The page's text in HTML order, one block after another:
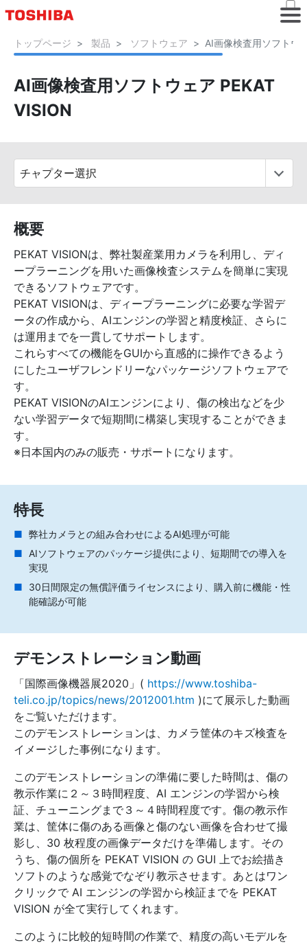
トップページ 製品 ソフトウェア AI画像検査用ソフトウ
AI画像検査用ソフトウェア PEKAT
VISION
概要
PEKAT VISIONは、弊社製産業用カメラを利用し、ディ
ープラーニングを用いた画像検査システムを簡単に実現
できるソフトウェアです。
PEKAT VISIONは、ディープラーニングに必要な学習デ
ータの作成から、AIエンジンの学習と精度検証、さらに
は運用までを一貫してサポートします。
これらすべての機能をGUIから直感的に操作できるよう
にしたユーザフレンドリーなパッケージソフトウェアで
す。
PEKAT VISIONのAIエンジンにより、傷の検出などを少
ない学習データで短期間に構築し実現することができま
す。
※日本国内のみの販売・サポートになります。
特長
弊社カメラとの組み合わせによるAI処理が可能
AIソフトウェアのパッケージ提供により、短期間での導入を
実現
30日間限定の無償評価ライセンスにより、購入前に機能・性
能確認が可能
デモンストレーション動画
「国際画像機器展2020」( https://www.toshiba-
teli.co.jp/topics/news/2012001.htm )にて展示した動画
をご覧いただけます。
このデモンストレーションは、カメラ筐体のキズ検査を
イメージした事例になります。
このデモンストレーションの準備に要した時間は、傷の
教示作業に２～３時間程度、AI エンジンの学習から検
証、チューニングまで３～４時間程度です。傷の教示作
業は、筐体に傷のある画像と傷のない画像を合わせて撮
影し、30 枚程度の画像データだけを準備します。その
うち、傷の個所を PEKAT VISION の GUI 上でお絵描き
ソフトのような感覚でなぞり教示させます。あとはワン
クリックで AI エンジンの学習から検証までを PEKAT
VISION が全て実行してくれます。
このように比較的短時間の作業で、精度の高いモデルを